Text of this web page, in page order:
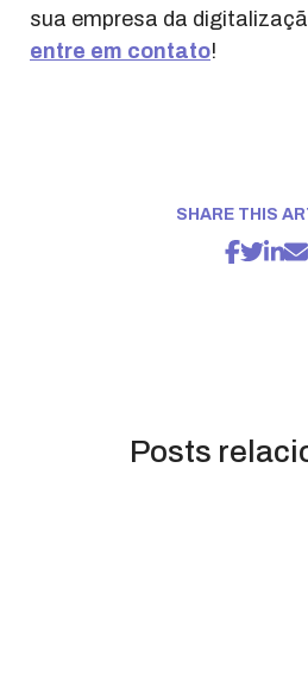
sua empresa da
entre em contato!
SHARE THIS
Posts